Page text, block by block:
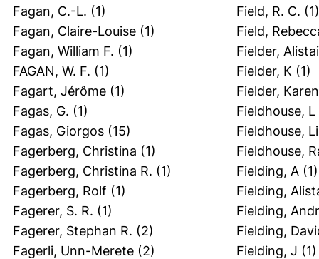
Fagan, C.-L. (1)
Fagan, Claire-Louise (1)
Fagan, William F. (1)
FAGAN, W. F. (1)
Fagart, Jérôme (1)
Fagas, G. (1)
Fagas, Giorgos (15)
Fagerberg, Christina (1)
Fagerberg, Christina R. (1)
Fagerberg, Rolf (1)
Fagerer, S. R. (1)
Fagerer, Stephan R. (2)
Fagerli, Unn-Merete (2)
Field, R. C. (1)
Field,
Fielder,
Fielder, K (1)
Fielder, Karen
Fieldhouse, L
Fieldhouse,
Fieldhouse,
Fielding, A (1)
Fielding,
Fielding,
Fielding,
Fielding, J (1)